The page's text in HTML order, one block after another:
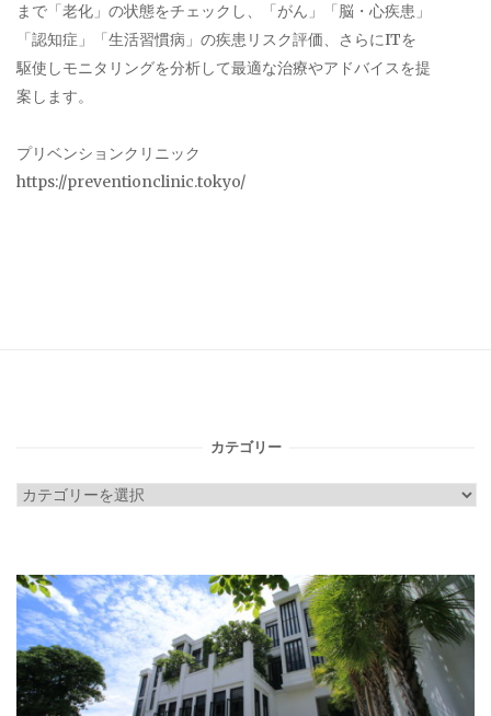
まで「老化」の状態をチェックし、「がん」「脳・心疾患」
「認知症」「生活習慣病」の疾患リスク評価、さらにITを
駆使しモニタリングを分析して最適な治療やアドバイスを提
案します。
プリベンションクリニック
https://preventionclinic.tokyo/
カテゴリー
カ
リ
ー